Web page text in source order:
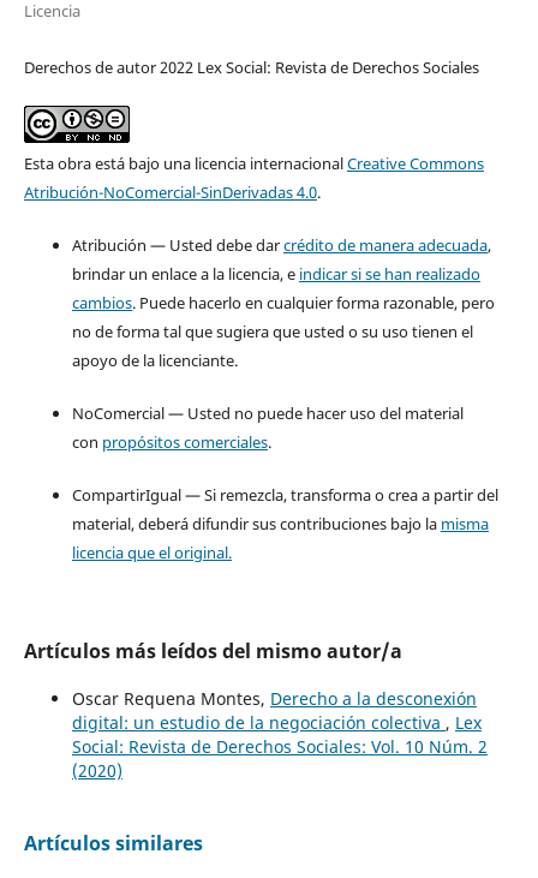
Licencia
Derechos de autor 2022 Lex Social: Revista de Derechos Sociales
Esta obra está bajo una licencia internacionalCreative Commons
Atribución-NoComercial-SinDerivadas 4.0.
Atribución — Usted debe darcrédito de manera adecuada,
brindar un enlace a la licencia, e indicar si se han realizado
cambios. Puede hacerlo en cualquier forma razonable, pero
no de forma tal que sugiera que usted o su uso tienen el
apoyo de la licenciante.
NoComercial — Usted no puede hacer uso del material
con propósitos comerciales.
CompartirIgual — Si remezcla, transforma o crea a partir del
material, deberá difundir sus contribuciones bajo la misma
licencia que el original.
Artículos más leídos del mismo autor/a
Oscar Requena Montes, Derecho a la desconexión
digital: un estudio de la negociación colectiva , Lex
Social: Revista de Derechos Sociales: Vol. 10 Núm. 2
(2020)
Artículos similares